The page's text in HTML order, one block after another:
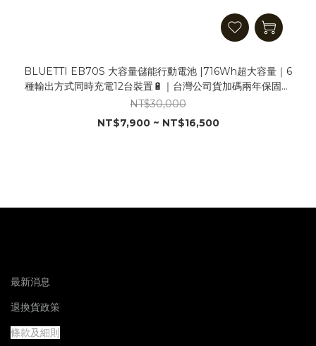
BLUETTI EB70S 大容量儲能行動電池 |716Wh超大容量｜6
種輸出方式同時充電12台裝置🔋｜台灣公司貨加碼兩年保固超
安心
NT$30,000
NT$7,900 ~ NT$16,500
最新消息
退換貨政策
條款及細則